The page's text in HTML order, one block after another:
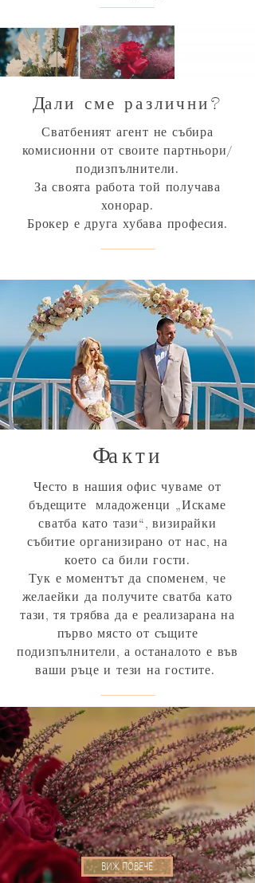
Дали сме различни?
Сватбеният агент не събира
комисионни от своите партньори/
подизпълнители.
За своята работа той получава
хонорар.
Брокер е друга хубава професия.
Факти
Често в нашия офис чуваме от
бъдещите младоженци „Искаме
сватба като тази“, визирайки
събитие организирано от нас, на
което са били гости.
Тук е моментът да споменем, че
желаейки да получите сватба като
тази, тя трябва да е реализарана на
първо място от същите
подизпълнители, а останалото е във
ваши ръце и тези на гостите.
ВИЖ ПОВЕЧЕ